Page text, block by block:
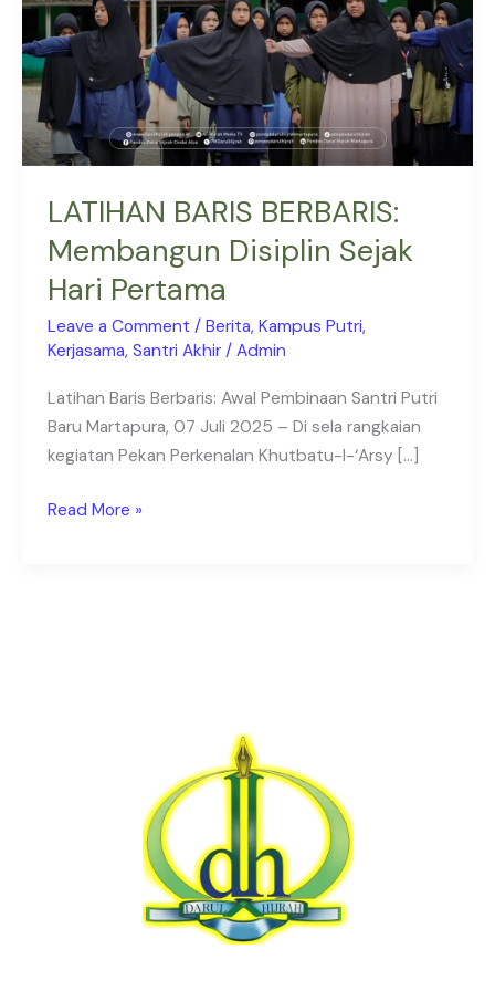
LATIHAN BARIS BERBARIS:
Membangun Disiplin Sejak
Hari Pertama
Leave a Comment /Berita,Kampus Putri,
Kerjasama,Santri Akhir /Admin
Latihan Baris Berbaris: Awal Pembinaan Santri Putri
Baru Martapura, 07 Juli 2025 – Di sela rangkaian
kegiatan Pekan Perkenalan Khutbatu-l-‘Arsy […]
Sejak
Hari
Pertama
Read More »